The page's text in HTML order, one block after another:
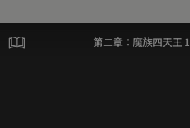
第二章：魔族四天王 1